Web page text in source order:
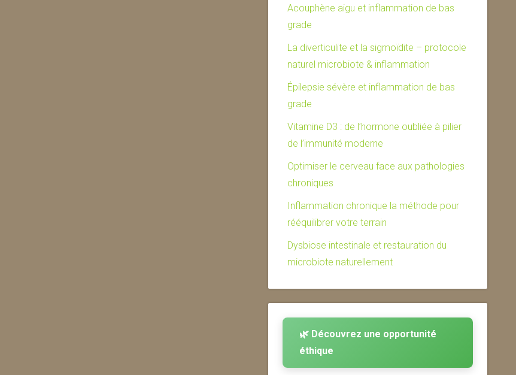
Acouphène aigu et inflammation de bas
grade
La diverticulite et la sigmoïdite – protocole
naturel microbiote & inflammation
Épilepsie sévère et inflammation de bas
grade
Vitamine D3 : de l’hormone oubliée à pilier
de l’immunité moderne
Optimiser le cerveau face aux pathologies
chroniques
Inflammation chronique la méthode pour
rééquilibrer votre terrain
Dysbiose intestinale et restauration du
microbiote naturellement
🌿 Découvrez une opportunité
éthique